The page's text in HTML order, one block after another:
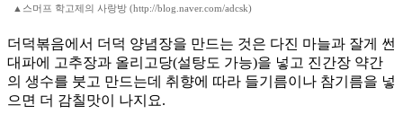
▲스머프 학고제의 사랑방 (http://blog.naver.com/adcsk)
더덕볶음에서 더덕 양념장을 만드는 것은 다진 마늘과 잘게 썬
대파에 고추장과 올리고당(설탕도 가능)을 넣고 진간장 약간
의 생수를 붓고 만드는데 취향에 따라 들기름이나 참기름을 넣
으면 더 감칠맛이 나지요.